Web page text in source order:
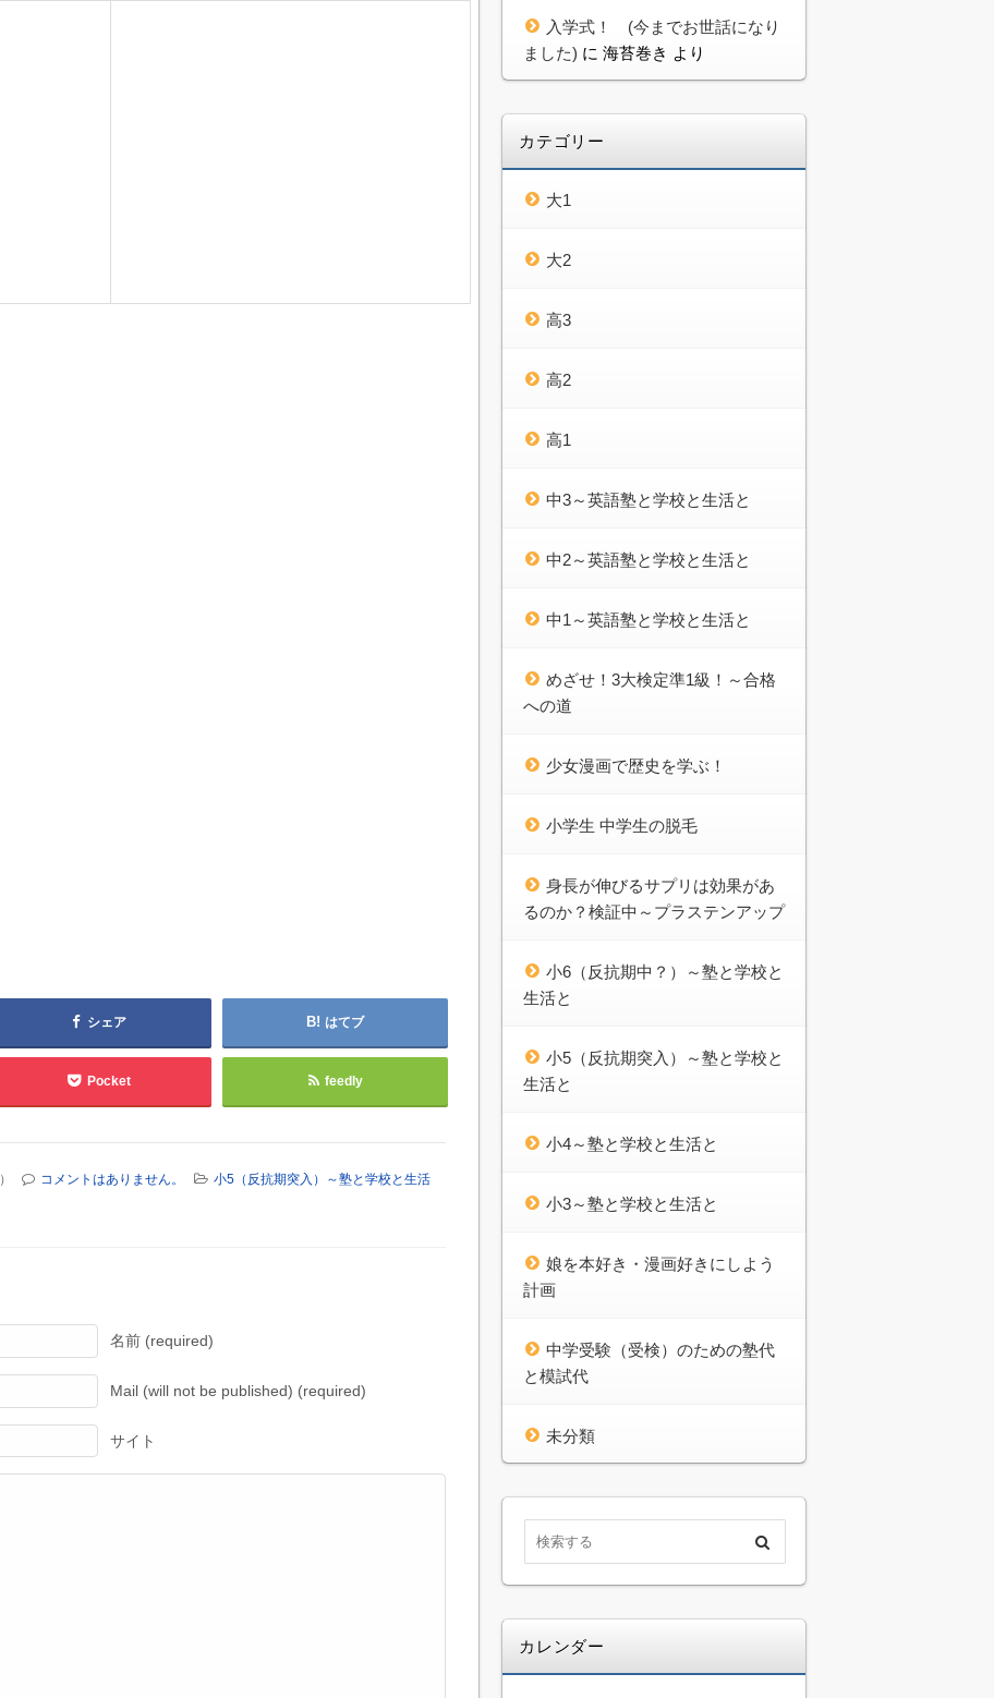
シェア はてブ
Pocket feedly
） コメントはありません。
小5（反抗期突入）～塾と学校と生活
名前 (required)
Mail (will not be published) (required)
サイト
入学式！ (今までお世話になり
ました) に 海苔巻き より
カテゴリー
大1
大2
高3
高2
高1
中3～英語塾と学校と生活と
中2～英語塾と学校と生活と
中1～英語塾と学校と生活と
めざせ！3大検定準1級！～合格
への道
少女漫画で歴史を学ぶ！
小学生 中学生の脱毛
身長が伸びるサプリは効果があ
るのか？検証中～プラステンアップ
小6（反抗期中？）～塾と学校と
生活と
小5（反抗期突入）～塾と学校と
生活と
小4～塾と学校と生活と
小3～塾と学校と生活と
娘を本好き・漫画好きにしよう
計画
中学受験（受検）のための塾代
と模試代
未分類
カレンダー